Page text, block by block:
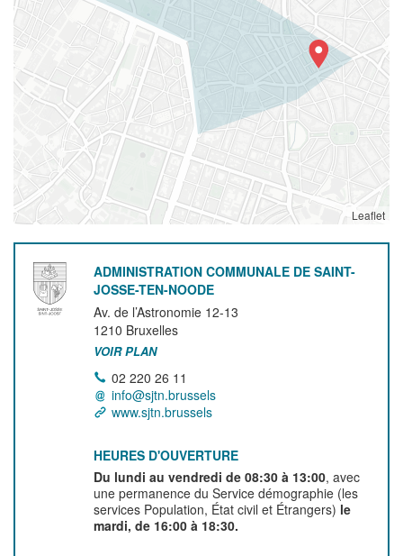
Leaflet
ADMINISTRATION COMMUNALE DE SAINT-
JOSSE-TEN-NOODE
Av. de l’Astronomie 12-13
1210 Bruxelles
VOIR PLAN
02 220 26 11
info@sjtn.brussels
www.sjtn.brussels
HEURES D'OUVERTURE
Du lundi au vendredi de 08:30 à 13:00, avec
une permanence du Service démographie (les
services Population, État civil et Étrangers) le
mardi, de 16:00 à 18:30.